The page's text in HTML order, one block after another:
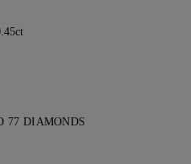
77 DIAMONDS
mistry 77 Diamonds — jeden